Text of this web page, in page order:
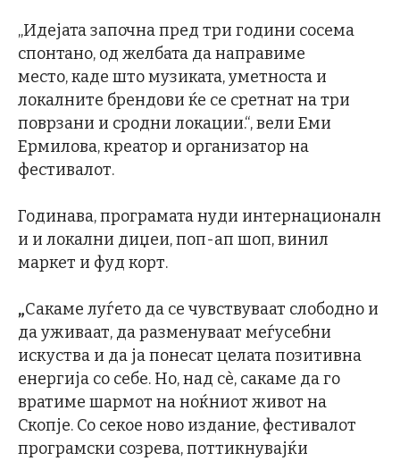
„Идејата започна пред три години сосема
спонтано, од желбата да направиме
место, каде што музиката, уметноста и
локалните брендови ќе се сретнат на три
поврзани и сродни локации.“, вели Еми
Ермилова, креатор и организатор на
фестивалот.
Годинава, програмата нуди интернационалн
и и локални диџеи, поп-ап шоп, винил
маркет и фуд корт.
„Сакаме луѓето да се чувствуваат слободно и
да уживаат, да разменуваат меѓусебни
искуства и да ја понесат целата позитивна
енергија со себе. Но, над сè, сакаме да го
вратиме шармот на ноќниот живот на
Скопје. Со секое ново издание, фестивалот
програмски созрева, поттикнувајќи